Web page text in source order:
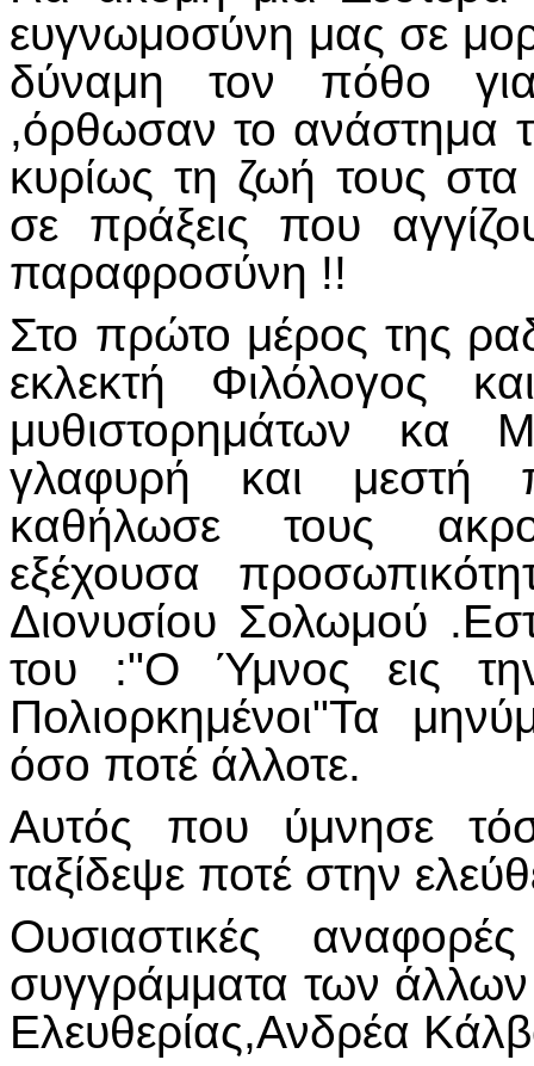
ευγνωμοσύνη μας σε
δύναμη τον πόθο για
,όρθωσαν το ανάστημα
κυρίως τη ζωή τους στα
σε πράξεις που
παραφροσύνη !!
Στο πρώτο μέρος της
εκλεκτή Φιλόλογος
μυθιστορημάτων κα
γλαφυρή και μεστή
καθήλωσε τους
εξέχουσα
Διονυσίου Σολωμού
του :"Ο Ύμνος εις την
Πολιορκημένοι"Τα
όσο ποτέ άλλοτε.
Αυτός που ύμνησε
ταξίδεψε ποτέ στην
Ουσιαστικές
συγγράμματα των
Ελευθερίας,Ανδρέα